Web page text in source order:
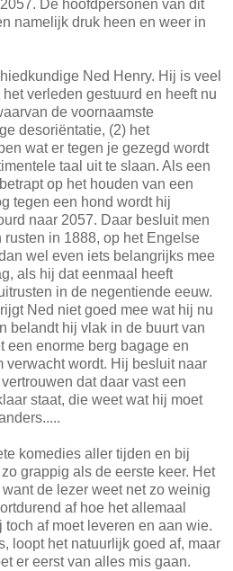
De hoofdpersonen van dit
namelijk druk heen en weer in
Ned Henry. Hij is veel
verleden gestuurd en heeft nu
de voornaamste
desoriëntatie, (2) het
wat er tegen je gezegd wordt
taal uit te slaan. Als een
op het houden van een
tegen een hond wordt hij
naar 2057. Daar besluit men
in 1888, op het Engelse
wel even iets belangrijks mee
als hij dat eenmaal heeft
in de negentiende eeuw.
Ned niet goed mee wat hij nu
belandt hij vlak in de buurt van
een enorme berg bagage en
verwacht wordt. Hij besluit naar
dat daar vast een
staat, die weet wat hij moet
komedies aller tijden en bij
grappig als de eerste keer. Het
de lezer weet net zo weinig
af hoe het allemaal
af moet leveren en aan wie.
loopt het natuurlijk goed af, maar
er eerst van alles mis gaan.